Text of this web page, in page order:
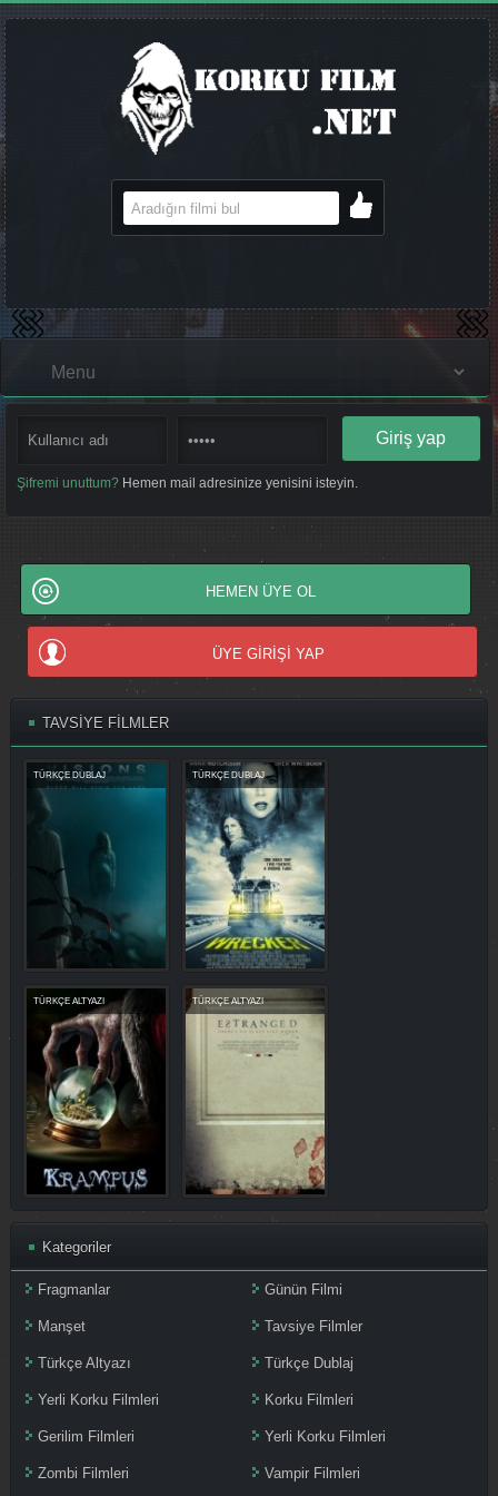
Şifremi unuttum? Hemen mail adresinize yenisini isteyin.
HEMEN ÜYE OL
ÜYE GİRİŞİ YAP
TAVSİYE FİLMLER
TÜRKÇE DUBLAJ TÜRKÇE DUBLAJ
TÜRKÇE ALTYAZI TÜRKÇE ALTYAZI
Kategoriler
Fragmanlar Günün Filmi
Manşet Tavsiye Filmler
Türkçe Altyazı Türkçe Dublaj
Yerli Korku Filmleri Korku Filmleri
Gerilim Filmleri Yerli Korku Filmleri
Zombi Filmleri Vampir Filmleri